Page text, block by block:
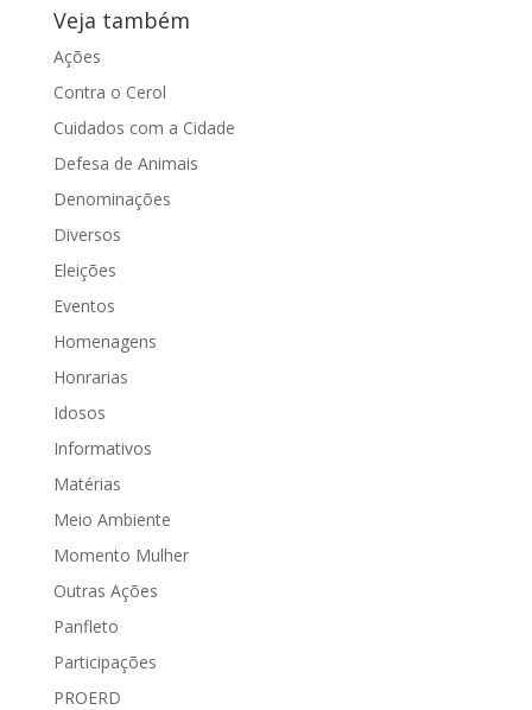
Veja também
Ações
Contra o Cerol
Cuidados com a Cidade
Defesa de Animais
Denominações
Diversos
Eleições
Eventos
Homenagens
Honrarias
Idosos
Informativos
Matérias
Meio Ambiente
Momento Mulher
Outras Ações
Panfleto
Participações
PROERD